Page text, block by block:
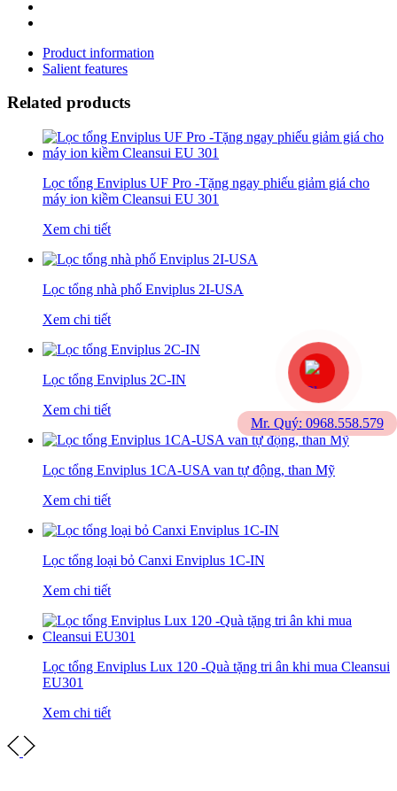
Product information
Salient features
Related products
Lọc tổng Enviplus UF Pro -Tặng ngay phiếu giảm giá cho
máy ion kiềm Cleansui EU 301
Xem chi tiết
Lọc tổng nhà phố Enviplus 2I-USA
Xem chi tiết
Lọc tổng Enviplus 2C-IN
Xem chi tiết
Lọc tổng Enviplus 1CA-USA van tự động, than Mỹ
Xem chi tiết
Lọc tổng loại bỏ Canxi Enviplus 1C-IN
Xem chi tiết
Lọc tổng Enviplus Lux 120 -Quà tặng tri ân khi mua Cleansui
EU301
Xem chi tiết
Mr. Quý: 0968.558.579